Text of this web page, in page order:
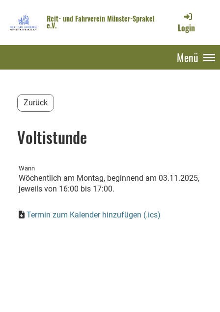
Reit- und Fahrverein Münster-Sprakel
e.V. Login
Menü
Zurück
Voltistunde
Wann
Wöchentlich am Montag, beginnend am 03.11.2025,
jeweils von 16:00 bis 17:00.
Termin zum Kalender hinzufügen (.ics)